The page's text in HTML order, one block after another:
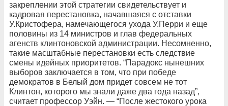
закреплении этой стратегии свидетельствует и
кадровая перестановка, начавшаяся с отставки
У.Кристофера, намечающегося ухода У.Перри и еще
половины из 14 министров и глав федеральных
агенств клинтоновской администрации. Несомненно,
такие масштабные перестановки есть следствие
смены идейных приоритетов. “Парадокс нынешних
выборов заключается в том, что при победе
демократов в Белый дом придет совсем не тот
Клинтон, которого мы знали даже два года назад”,
считает профессор Уэйн. — “После жестокого урока